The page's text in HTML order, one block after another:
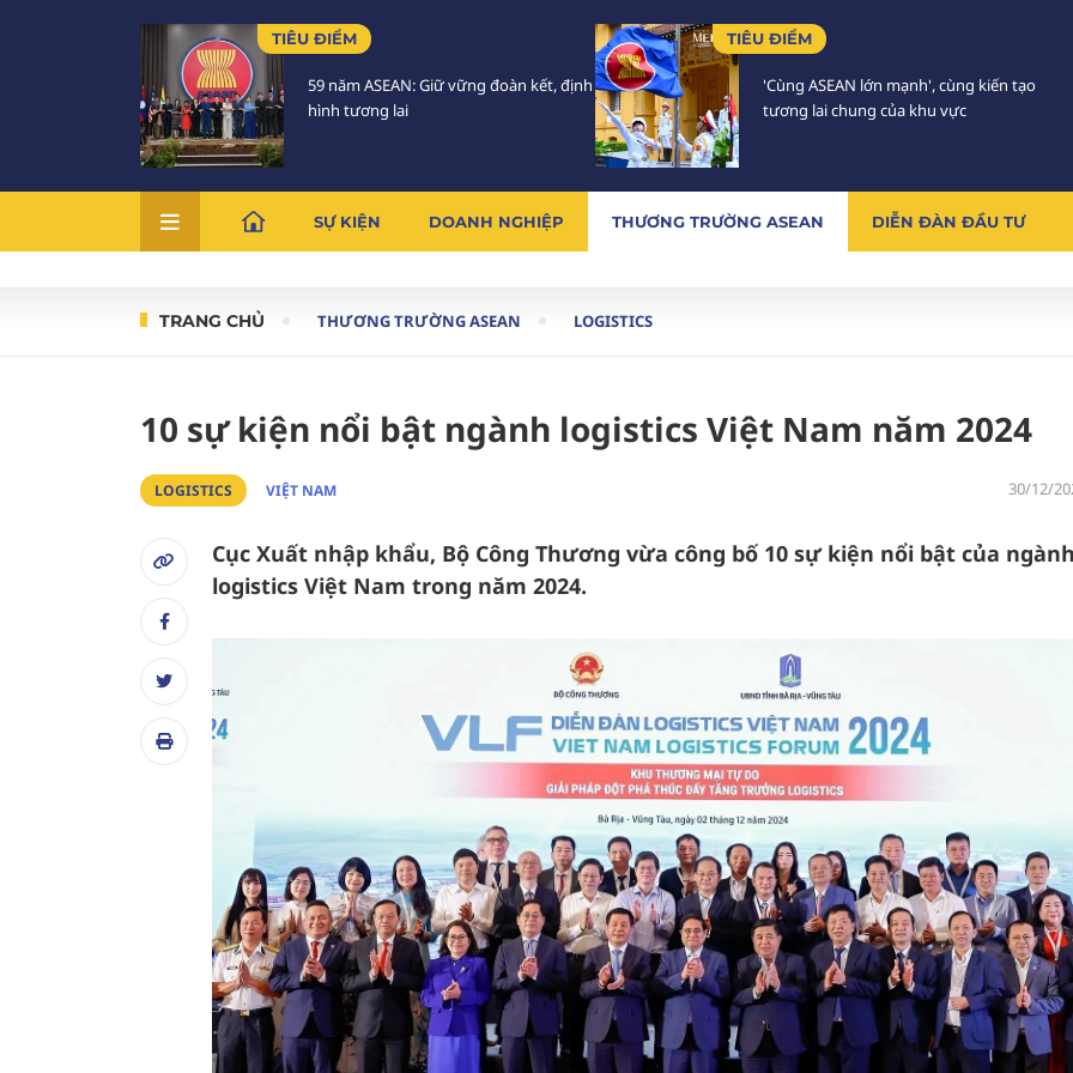
TIÊU ĐIỂM
59 năm ASEAN: Giữ vững đoàn kết, định
hình tương lai
TIÊU ĐIỂM
'Cùng ASEAN lớn mạnh', cùng kiến tạo
tương lai chung của khu vực
SỰ KIỆN DOANH NGHIỆP THƯƠNG TRƯỜNG ASEAN DIỄN ĐÀN ĐẦU TƯ
TRANG CHỦ THƯƠNG TRƯỜNG ASEAN LOGISTICS
10 sự kiện nổi bật ngành logistics Việt Nam năm 2024
LOGISTICS VIỆT NAM 30/12/
Cục Xuất nhập khẩu, Bộ Công Thương vừa công bố 10 sự kiện nổi bật của
logistics Việt Nam trong năm 2024.